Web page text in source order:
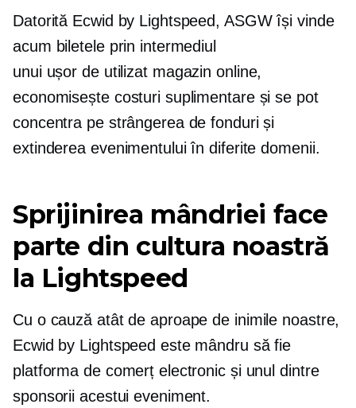
Datorită Ecwid by Lightspeed, ASGW își vinde
acum biletele prin intermediul
unui ușor de utilizatmagazin online,
economisește costuri suplimentare și se pot
concentra pe strângerea de fonduri și
extinderea evenimentului în diferite domenii.
Sprijinirea mândriei face
parte din cultura noastră
la Lightspeed
Cu o cauză atât de aproape de inimile noastre,
Ecwid by Lightspeed este mândru să fie
platforma de comerț electronic și unul dintre
sponsorii acestui eveniment.